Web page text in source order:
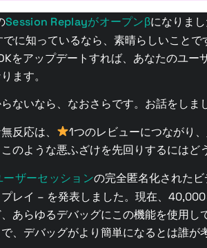
Session Replayがオープンβになりまし
に知っているなら、素晴らしいことで
をアップデートすれば、あなたのユ
ます。
ないなら、なおさらです。お話をしま
反応は、
1つのレビューにつながり
のような悪ふざけを先回りするにはど
ザーセッションの完全匿名化された
レイ – を発表しました。現在、
あらゆるデバッグにこの機能を使用し
、デバッグがより簡単になるとは誰が